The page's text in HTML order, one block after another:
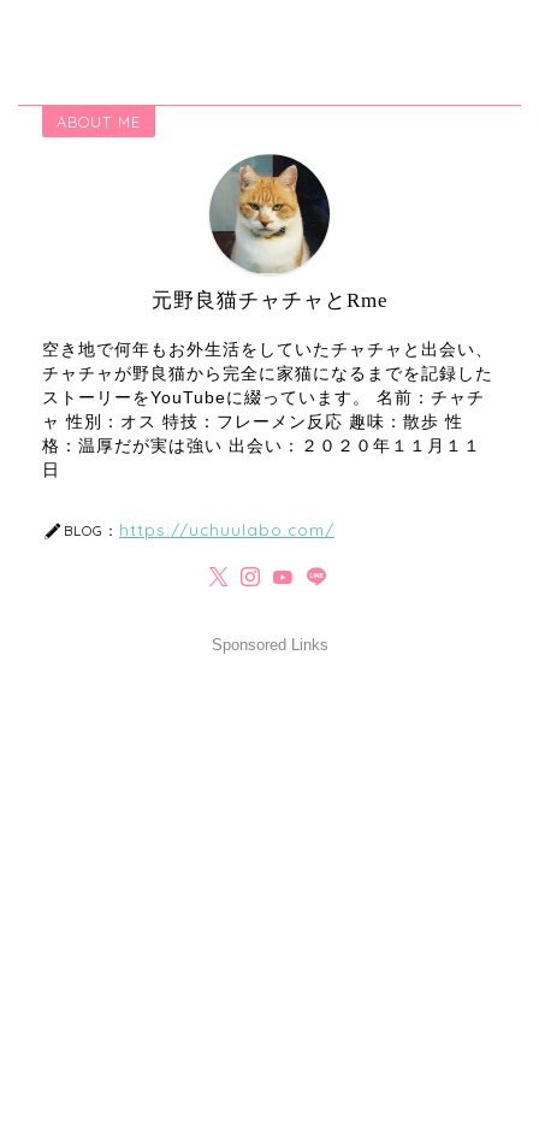
ABOUT ME
元野良猫チャチャとRme
空き地で何年もお外生活をしていたチャチャと出会い、
チャチャが野良猫から完全に家猫になるまでを記録した
ストーリーをYouTubeに綴っています。 名前：チャチ
ャ 性別：オス 特技：フレーメン反応 趣味：散歩 性
格：温厚だが実は強い 出会い：２０２０年１１月１１
日
BLOG： https://uchuulabo.com/
Sponsored Links